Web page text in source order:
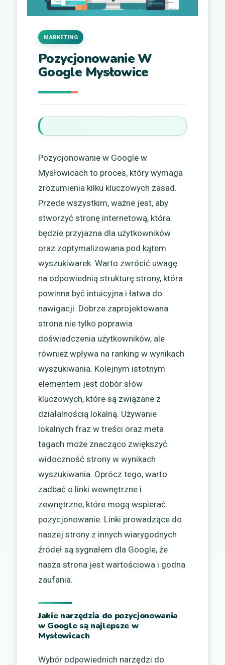
Pozycjonowanie W
Google Mysłowice
MARKETING
Pozycjonowanie w Google w
Mysłowicach to proces, który wymaga
zrozumienia kilku kluczowych zasad.
Przede wszystkim, ważne jest, aby
stworzyć stronę internetową, która
będzie przyjazna dla użytkowników
oraz zoptymalizowana pod kątem
wyszukiwarek. Warto zwrócić uwagę
na odpowiednią strukturę strony, która
powinna być intuicyjna i łatwa do
nawigacji. Dobrze zaprojektowana
strona nie tylko poprawia
doświadczenia użytkowników, ale
również wpływa na ranking w wynikach
wyszukiwania. Kolejnym istotnym
elementem jest dobór słów
kluczowych, które są związane z
działalnością lokalną. Używanie
lokalnych fraz w treści oraz meta
tagach może znacząco zwiększyć
widoczność strony w wynikach
wyszukiwania. Oprócz tego, warto
zadbać o linki wewnętrzne i
zewnętrzne, które mogą wspierać
pozycjonowanie. Linki prowadzące do
naszej strony z innych wiarygodnych
źródeł są sygnałem dla Google, że
nasza strona jest wartościowa i godna
zaufania.
Jakie narzędzia do pozycjonowania
w Google są najlepsze w
Mysłowicach
Wybór odpowiednich narzędzi do